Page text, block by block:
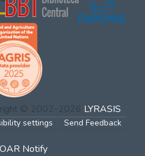
© 2002-2026 LYRASIS
settings Send Feedback
Notify